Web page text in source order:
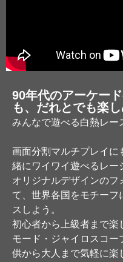
90年代のアーケー
も、だれとでも楽し
みんなで遊べる白熱レー
画面分割マルチプレイに
緒にワイワイ遊べるレー
オリジナルデザインのフ
て、世界各国をモチーフ
スしよう。
初心者から上級者まで楽
モード・ジャイロスコー
供から大人まで気軽に楽